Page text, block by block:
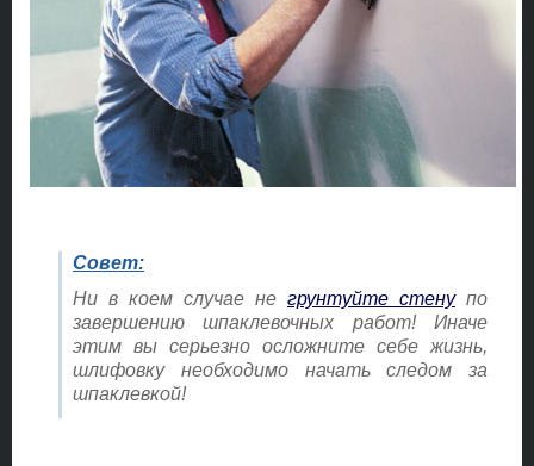
Совет:
Ни в коем случае не грунтуйте стенупо
завершению шпаклевочных работ! Иначе
этим вы серьезно осложните себе жизнь,
шлифовку необходимо начать следом за
шпаклевкой!